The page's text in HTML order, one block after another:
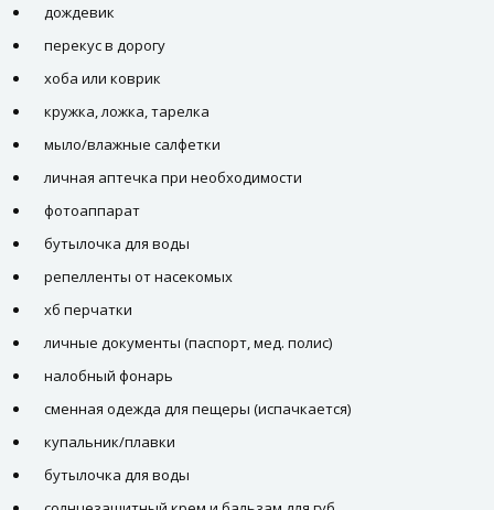
дождевик
перекус в дорогу
хоба или коврик
кружка, ложка, тарелка
мыло/влажные салфетки
личная аптечка при необходимости
фотоаппарат
бутылочка для воды
репелленты от насекомых
хб перчатки
личные документы (паспорт, мед. полис)
налобный фонарь
сменная одежда для пещеры (испачкается)
купальник/плавки
бутылочка для воды